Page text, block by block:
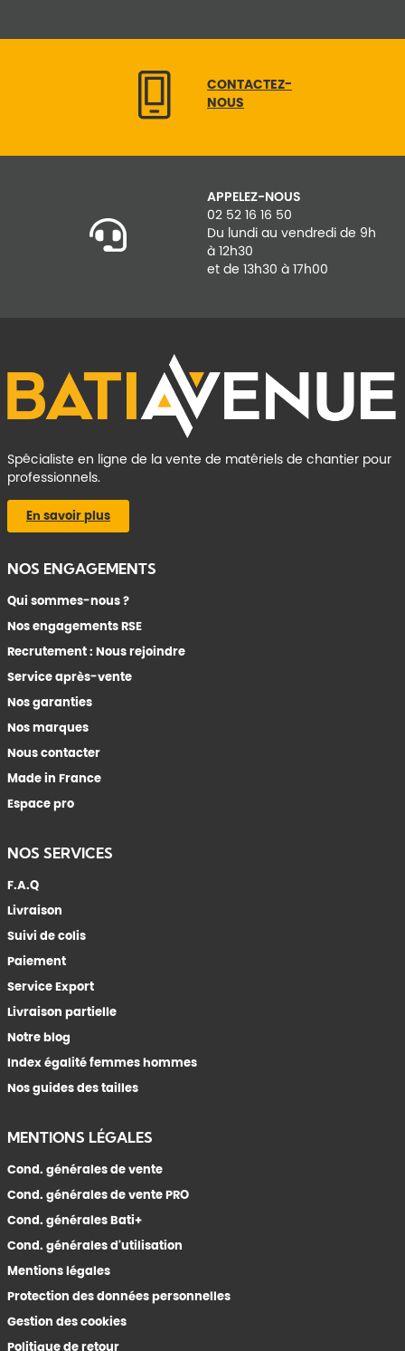
CONTACTEZ-
NOUS
APPELEZ-NOUS
02 52 16 16 50
Du lundi au vendredi de 9h
à 12h30
et de 13h30 à 17h00
Spécialiste en ligne de la vente de matériels de chantier pour
professionnels.
En savoir plus
NOS ENGAGEMENTS
Qui sommes-nous ?
Nos engagements RSE
Recrutement : Nous rejoindre
Service après-vente
Nos garanties
Nos marques
Nous contacter
Made in France
Espace pro
NOS SERVICES
F.A.Q
Livraison
Suivi de colis
Paiement
Service Export
Livraison partielle
Notre blog
Index égalité femmes hommes
Nos guides des tailles
MENTIONS LÉGALES
Cond. générales de vente
Cond. générales de vente PRO
Cond. générales Bati+
Cond. générales d'utilisation
Mentions légales
Protection des données personnelles
Gestion des cookies
Politique de retour